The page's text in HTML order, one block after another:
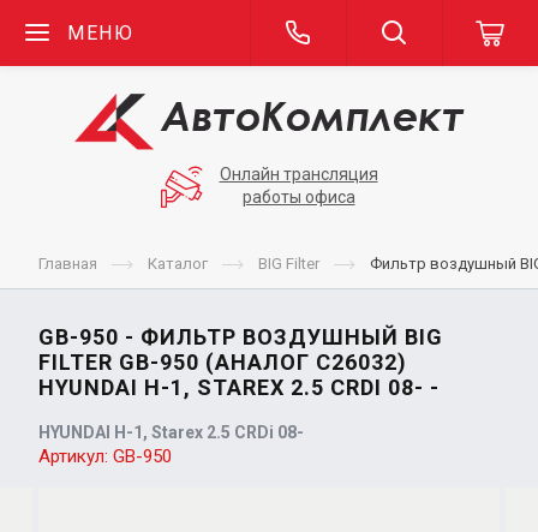
МЕНЮ
Онлайн трансляция
работы офиса
Главная Каталог BIG Filter Фильтр воздушный BIG
GB-950 - ФИЛЬТР ВОЗДУШНЫЙ BIG
FILTER GB-950 (АНАЛОГ C26032)
HYUNDAI H-1, STAREX 2.5 CRDI 08- -
HYUNDAI H-1, Starex 2.5 CRDi 08-
Артикул: GB-950